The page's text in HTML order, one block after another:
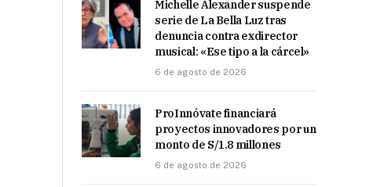
Michelle Alexander suspende
serie de La Bella Luz tras
denuncia contra exdirector
musical: «Ese tipo a la cárcel»
6 de agosto de 2026
ProInnóvate financiará
proyectos innovadores por un
monto de S/1.8 millones
6 de agosto de 2026